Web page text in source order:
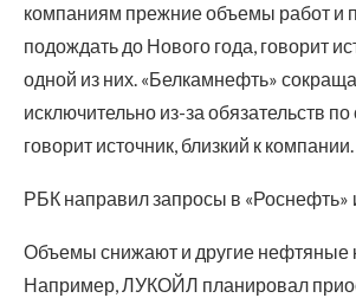
компаниям прежние объемы работ и
подождать до Нового года, говорит
одной из них. «Белкамнефть»
исключительно из-за обязательств
говорит источник, близкий к компании.
РБК направил запросы в «Роснефть»
Объемы снижают и другие нефтяные
Например, ЛУКОЙЛ планировал